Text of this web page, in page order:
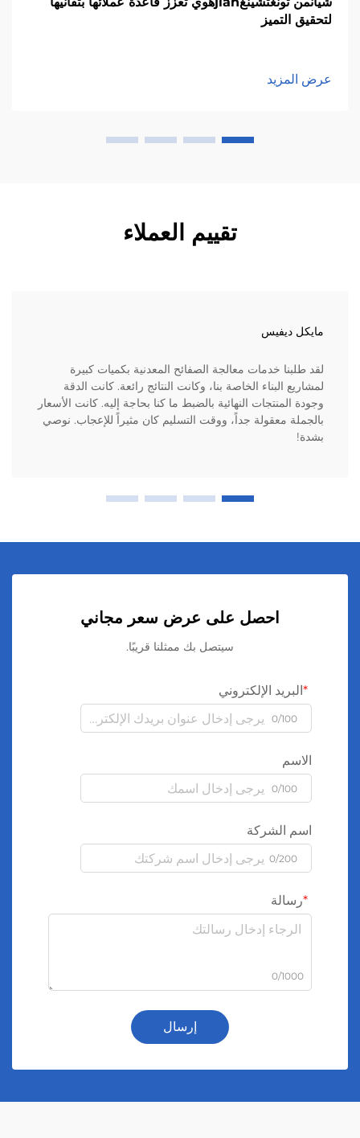
لتحقيق التميز
عرض المزيد
تقييم العملاء
مايكل ديفيس
لقد طلبنا خدمات معالجة الصفائح المعدنية بكميات كبيرة
لمشاريع البناء الخاصة بنا، وكانت النتائج رائعة. كانت الدقة
وجودة المنتجات النهائية بالضبط ما كنا بحاجة إليه. كانت الأسعار
بالجملة معقولة جداً، ووقت التسليم كان مثيراً للإعجاب. نوصي
بشدة!
احصل على عرض سعر مجاني
سيتصل بك ممثلنا قريبًا.
البريد الإلكتروني
0/100
الاسم
0/100
اسم الشركة
0/200
رسالة
0/1000
إرسال